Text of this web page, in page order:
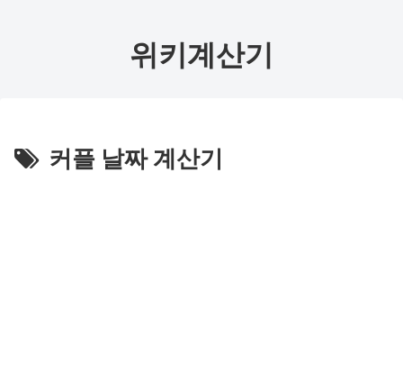
위키계산기
커플 날짜 계산기